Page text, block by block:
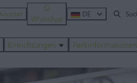
Kontakt
WhatsApp
DE
Einrichtungen Parkinformationen